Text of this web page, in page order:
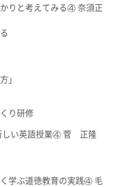
りと考えてみる④ 奈須正
」
り研修
しい英語授業④ 菅 正隆
学ぶ道徳教育の実践④ 毛